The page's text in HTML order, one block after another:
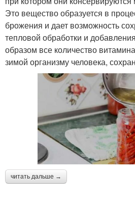
Это вещество образуется в
брожения и дает возможность
тепловой обработки и
образом все количество
зимой организму человека,
читать дальше →